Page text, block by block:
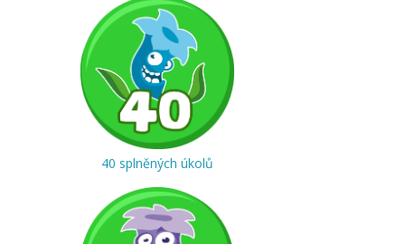
40 splněných úkolů